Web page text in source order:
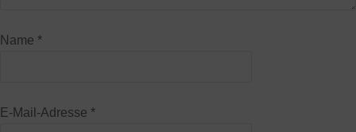
Name *
E-Mail-Adresse *